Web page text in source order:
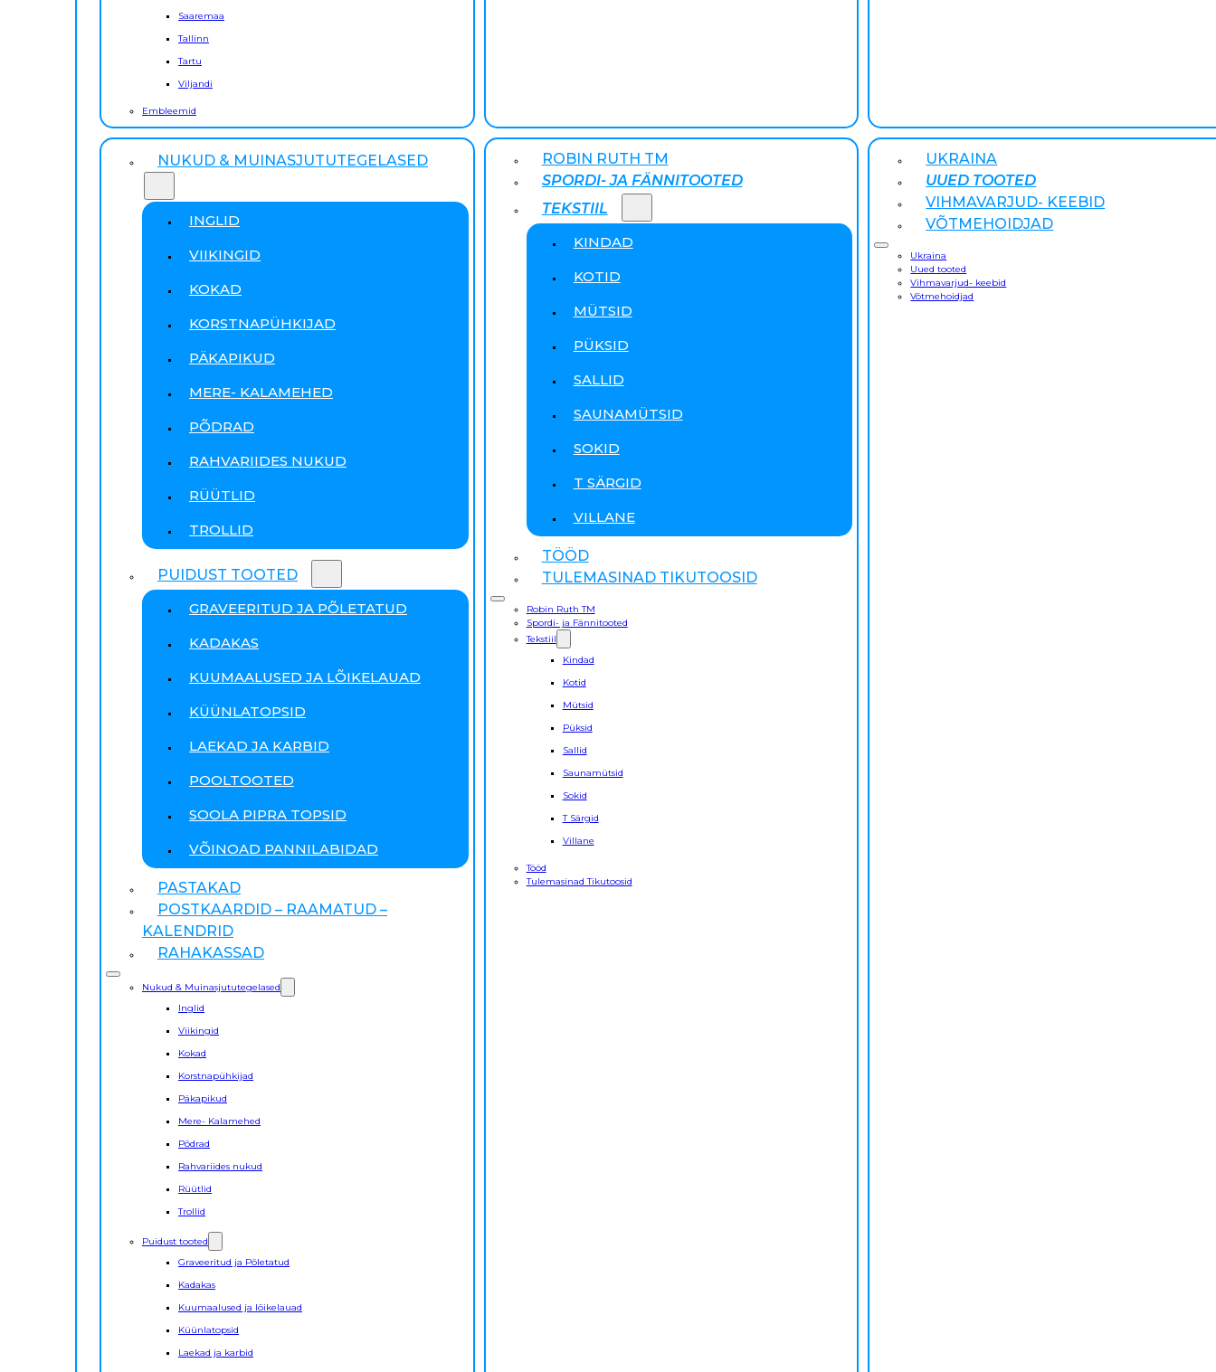
Saaremaa
Tallinn
Tartu
Viljandi
Embleemid
NUKUD & MUINASJUTUTEGELASED
INGLID
VIIKINGID
KOKAD
KORSTNAPÜHKIJAD
PÄKAPIKUD
MERE- KALAMEHED
PÕDRAD
RAHVARIIDES NUKUD
RÜÜTLID
TROLLID
PUIDUST TOOTED
GRAVEERITUD JA PÕLETATUD
KADAKAS
KUUMAALUSED JA LÕIKELAUAD
KÜÜNLATOPSID
LAEKAD JA KARBID
POOLTOOTED
SOOLA PIPRA TOPSID
VÕINOAD PANNILABIDAD
PASTAKAD
POSTKAARDID – RAAMATUD –
KALENDRID
RAHAKASSAD
Nukud & Muinasjututegelased
Inglid
Viikingid
Kokad
Korstnapühkijad
Päkapikud
Mere- Kalamehed
Põdrad
Rahvariides nukud
Rüütlid
Trollid
Puidust tooted
Graveeritud ja Põletatud
Kadakas
Kuumaalused ja lõikelauad
Küünlatopsid
Laekad ja karbid
ROBIN RUTH TM
SPORDI- JA FÄNNITOOTED
TEKSTIIL
KINDAD
KOTID
MÜTSID
PÜKSID
SALLID
SAUNAMÜTSID
SOKID
T SÄRGID
VILLANE
TÖÖD
TULEMASINAD TIKUTOOSID
Robin Ruth TM
Spordi- ja Fännitooted
Tekstiil
Kindad
Kotid
Mütsid
Püksid
Sallid
Saunamütsid
Sokid
T Särgid
Villane
Tööd
Tulemasinad Tikutoosid
UKRAINA
UUED TOOTED
VIHMAVARJUD- KEEBID
VÕTMEHOIDJAD
Ukraina
Uued tooted
Vihmavarjud- keebid
Võtmehoidjad